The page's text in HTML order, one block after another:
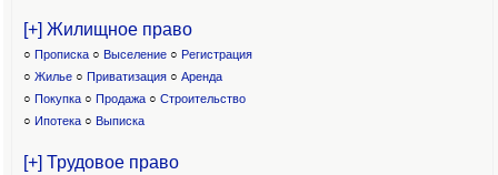
[+] Жилищное право
○ Прописка ○ Выселение ○ Регистрация
○ Жилье ○ Приватизация ○ Аренда
○ Покупка ○ Продажа ○ Строительство
○ Ипотека ○ Выписка
[+] Трудовое право